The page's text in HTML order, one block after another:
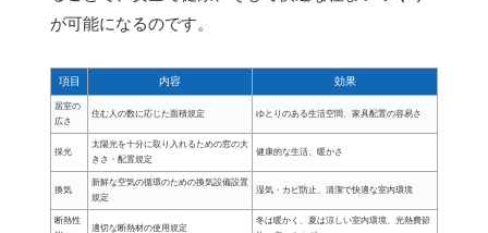
が可能になるのです。
項目 内容 効果
居室の
広さ
住む人の数に応じた面積規定 ゆとりのある生活空間、家具配置の容易さ
採光
太陽光を十分に取り入れるための窓の大
きさ・配置規定
健康的な生活、暖かさ
換気
新鮮な空気の循環のための換気設備設置
規定
湿気・カビ防止、清潔で快適な室内環境
断熱性
適切な断熱材の使用規定
冬は暖かく、夏は涼しい室内環境、光熱費節